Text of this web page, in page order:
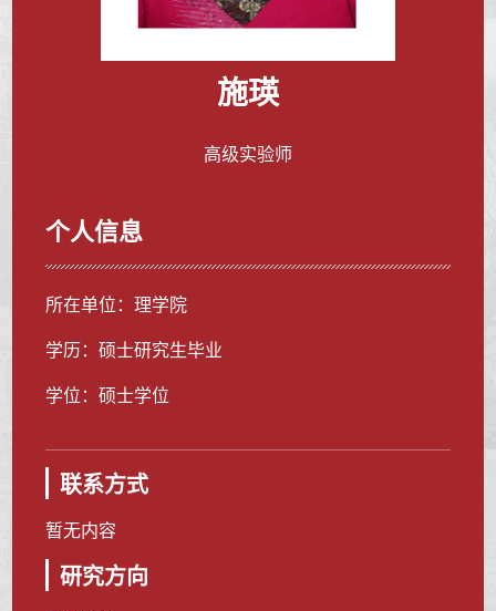
施瑛
高级实验师
个人信息
所在单位：理学院
学历：硕士研究生毕业
学位：硕士学位
联系方式
暂无内容
研究方向